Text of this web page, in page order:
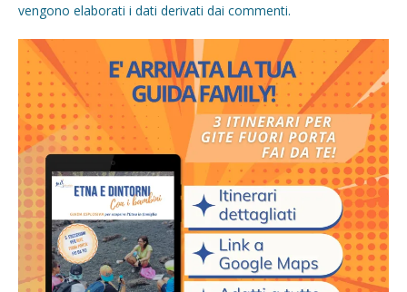
vengono elaborati i dati derivati dai commenti.